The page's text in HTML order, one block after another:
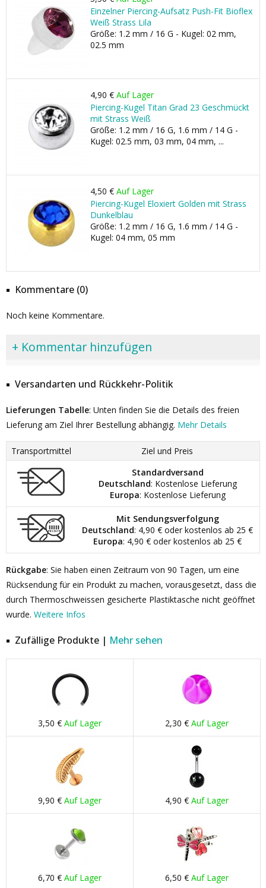
Einzelner Piercing-Aufsatz Push-Fit Bioflex
Weiß Strass Lila
Größe: 1.2 mm / 16 G - Kugel: 02 mm,
02.5 mm
4,90 € Auf Lager
Piercing-Kugel Titan Grad 23 Geschmückt
mit Strass Weiß
Größe: 1.2 mm / 16 G, 1.6 mm / 14 G -
Kugel: 02.5 mm, 03 mm, 04 mm, ...
4,50 € Auf Lager
Piercing-Kugel Eloxiert Golden mit Strass
Dunkelblau
Größe: 1.2 mm / 16 G, 1.6 mm / 14 G -
Kugel: 04 mm, 05 mm
Kommentare (0)
Noch keine Kommentare.
+ Kommentar hinzufügen
Versandarten und Rückkehr-Politik
Lieferungen Tabelle: Unten finden Sie die Details des freien
Lieferung am Ziel Ihrer Bestellung abhängig. Mehr Details
Transportmittel
Ziel und Preis
Standardversand
Deutschland: Kostenlose Lieferung
Europa: Kostenlose Lieferung
Mit Sendungsverfolgung
Deutschland: 4,90 € oder kostenlos ab 25 €
Europa: 4,90 € oder kostenlos ab 25 €
Rückgabe: Sie haben einen Zeitraum von 90 Tagen, um eine
Rücksendung für ein Produkt zu machen, vorausgesetzt, dass die
durch Thermoschweissen gesicherte Plastiktasche nicht geöffnet
wurde. Weitere Infos
Zufällige Produkte | Mehr sehen
3,50 € Auf Lager 2,30 € Auf Lager
9,90 € Auf Lager 4,90 € Auf Lager
6,70 € Auf Lager 6,50 € Auf Lager